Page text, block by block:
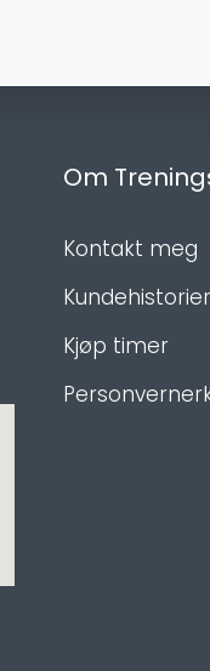
Om
Kontakt meg
Kundehistorier
Kjøp timer